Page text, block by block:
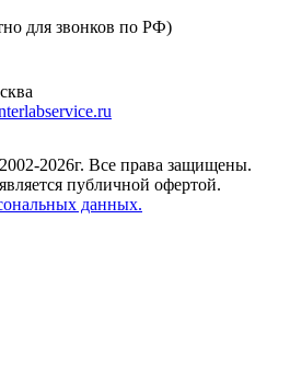
для звонков по РФ)
2026г. Все права защищены.
публичной офертой.
данных.